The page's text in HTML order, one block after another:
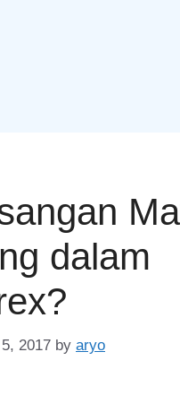
dalam
2017 by aryo